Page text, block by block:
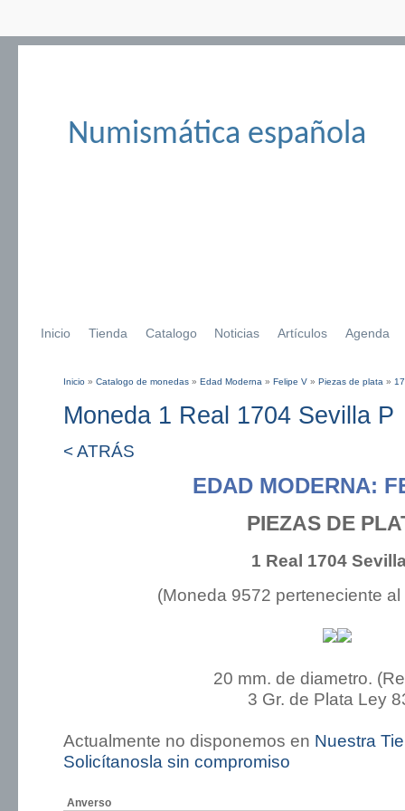
Numismática española
Inicio Tienda Catalogo Noticias Artículos Agenda
Inicio » Catalogo de monedas » Edad Moderna » Felipe V » Piezas de plata »
Moneda 1 Real 1704 Sevilla P
< ATRÁS
EDAD MODERNA:
PIEZAS DE
1 Real 1704
(Moneda 9572 perteneciente al
20 mm. de diametro.
3 Gr. de Plata Ley
Actualmente no disponemos en Nuestra
Solicítanosla sin compromiso
Anverso